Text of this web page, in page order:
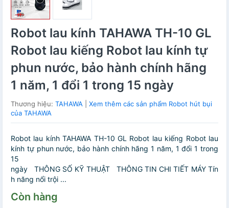
Robot lau kính TAHAWA TH-10 GL
Robot lau kiếng Robot lau kính tự
phun nước, bảo hành chính hãng
1 năm, 1 đổi 1 trong 15 ngày
Thương hiệu: TAHAWA
Xem thêm các sản phẩm Robot hút bụi
của TAHAWA
Robot lau kính TAHAWA TH-10 GL Robot lau kiếng Robot lau
kính tự phun nước, bảo hành chính hãng 1 năm, 1 đổi 1 trong
15
ngày THÔNG SỐ KỸ THUẬT THÔNG TIN CHI TIẾT MÁY Tín
h năng nổi trội ...
Còn hàng